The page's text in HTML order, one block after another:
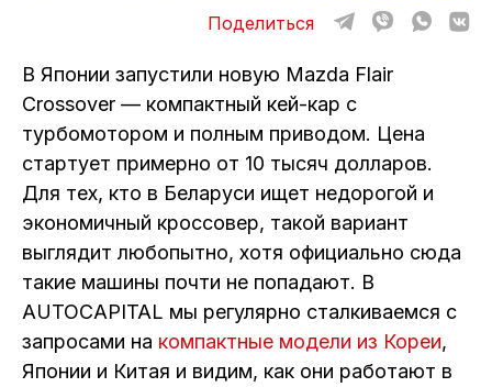
Поделиться
В Японии запустили новую Mazda Flair
Crossover — компактный кей-кар с
турбомотором и полным приводом. Цена
стартует примерно от 10 тысяч долларов.
Для тех, кто в Беларуси ищет недорогой и
экономичный кроссовер, такой вариант
выглядит любопытно, хотя официально сюда
такие машины почти не попадают. В
AUTOCAPITAL мы регулярно сталкиваемся с
запросами на компактные модели из Кореи,
Японии и Китая и видим, как они работают в